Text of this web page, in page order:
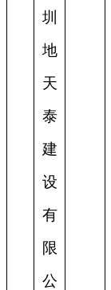
圳
地
天
泰
建
设
有
限
公